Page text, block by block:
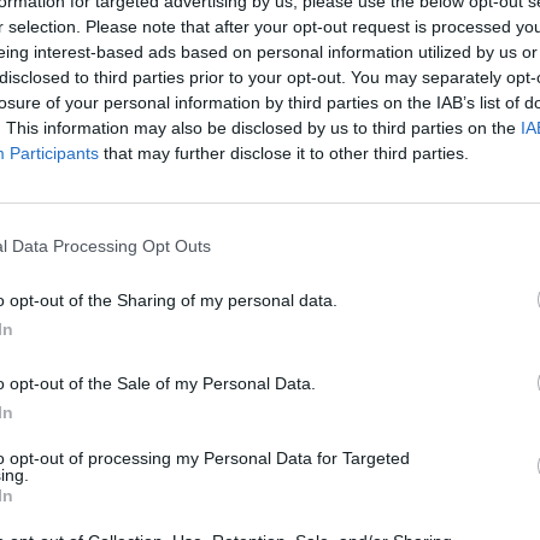
selection. Please note that after your opt-out request is processed
interest-based ads based on personal information utilized by us
to third parties prior to your opt-out. You may separately
of your personal information by third parties on the IAB’s list of
This information may also be disclosed by us to third parties on the
Participants that may further disclose it to other third parties.
Data Processing Opt Outs
opt-out of the Sharing of my personal data.
opt-out of the Sale of my Personal Data.
opt-out of processing my Personal Data for Targeted
felmérés szerint azokban az uniós
be az eurót, a lakosság többsége (60 százaléka) úgy
pozitív hatást gyakorol az eurót már
Bizottság hétfőn közzétett felmérésében.
készült abban a hat euróövezeten kívüli tagállamban,
Magyarországon, Lengyelországban, Romániában és
magukat az euró bevezetése mellett. A felmérés szerint
az euró bevezetése pozitív következményekkel járna
portfolio.hu hírarchívumához tartozik, melynek olvasása
tartalmazza: